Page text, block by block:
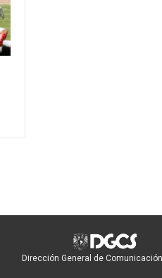
Dirección General de